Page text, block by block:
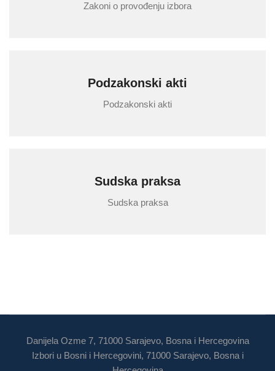
Zakoni o provođenju izbora
Podzakonski akti
Podzakonski akti
Sudska praksa
Sudska praksa
Danijela Ozme 7, 71000 Sarajevo, Bosna i Hercegovina
Izbori u Bosni i Hercegovini, 71000 Sarajevo, Bosna i